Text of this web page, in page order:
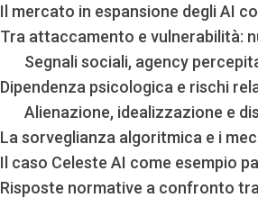
Il mercato in espansione degli AI
Tra attaccamento e vulnerabilità:
Segnali sociali, agency
Dipendenza psicologica e rischi
Alienazione, idealizzazione e
La sorveglianza algoritmica e i
Il caso Celeste AI come esempio
Risposte normative a confronto tra